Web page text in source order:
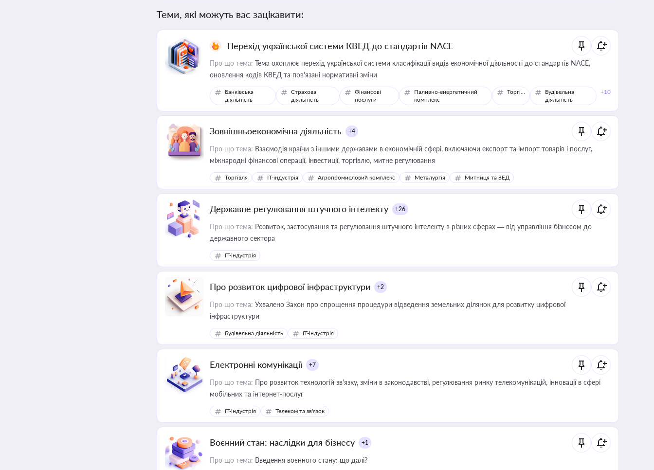
Теми, які можуть вас зацікавити:
Перехід української системи КВЕД до стандартів NACE
Про що тема: Тема охоплює перехід української системи класифікації видів економічної діяльності до стандартів NACE,
оновлення кодів КВЕД та пов'язані нормативні зміни
Банківська
діяльність
Страхова
діяльність
Фінансові
послуги
Паливно-енергетичний
комплекс
Торгівля
Будівельна
діяльність
+10
Зовнішньоекономічна діяльність +4
Про що тема: Взаємодія країни з іншими державами в економічній сфері, включаючи експорт та імпорт товарів і послуг,
міжнародні фінансові операції, інвестиції, торгівлю, митне регулювання
Торгівля IT-індустрія Агропромисловий комплекс Металургія Митниця та ЗЕД
Державне регулювання штучного інтелекту +26
Про що тема: Розвиток, застосування та регулювання штучного інтелекту в різних сферах — від управління бізнесом до
державного сектора
IT-індустрія
Про розвиток цифрової інфраструктури +2
Про що тема: Ухвалено Закон про спрощення процедури відведення земельних ділянок для розвитку цифрової
інфраструктури
Будівельна діяльність IT-індустрія
Електронні комунікації +7
Про що тема: Про розвиток технологій зв'язку, зміни в законодавстві, регулювання ринку телекомунікацій, інновації в сфері
мобільних та інтернет-послуг
IT-індустрія Телеком та зв'язок
Воєнний стан: наслідки для бізнесу +1
Про що тема: Введення воєнного стану: що далі?